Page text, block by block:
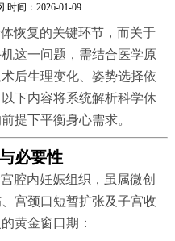
时间：2026-01-09
恢复的关键环节，而关于
这一问题，需结合医学原
后生理变化、姿势选择依
下内容将系统解析科学休
提下平衡身心需求。
必要性
腔内妊娠组织，虽属微创
宫颈口短暂扩张及子宫收
黄金窗口期：